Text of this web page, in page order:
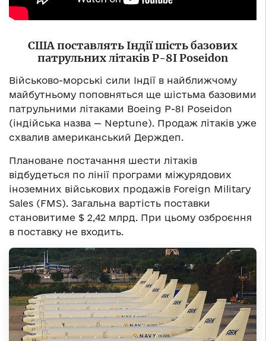
США поставлять Індії шість базових
патрульних літаків P-8I Poseidon
Військово-морські сили Індії в найближчому
майбутньому поповняться ще шістьма базовими
патрульними літаками Boeing P-8I Poseidon
(індійська назва — Neptune). Продаж літаків уже
схвалив американський Держдеп.
Плановане постачання шести літаків
відбудеться по лінії програми міжурядових
іноземних військових продажів Foreign Military
Sales (FMS). Загальна вартість поставки
становитиме $ 2,42 млрд. При цьому озброєння
в поставку не входить.